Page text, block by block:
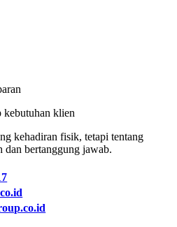
kebutuhan klien
kehadiran fisik, tetapi tentang
dan bertanggung jawab.